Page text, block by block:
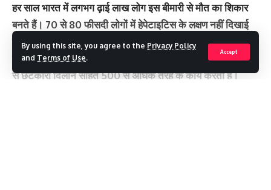
By using this site, you agree to the Privacy Policy
and Terms of Use.
Accept
हर साल भारत में लगभग ढ़ाई लाख लोग इस बीमारी से मौत का शिकार
बनते हैं। 70 से 80 फीसदी लोगों में हेपेटाइटिस के लक्षण नहीं दिखाई
देते, इसलिए इसे साइलेंट किलर भी कहा जाता है। लीवर या जिगर शरीर
के सबसे बड़े आंतरिक अंगों में से एक है और यह शरीर को विषाक्त पदार्थो
से छुटकारा दिलाने सहित 500 से अधिक तरह के कार्य करता है।